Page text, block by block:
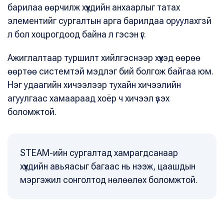
барилаа өөрчилж хүүхдийн анхаарлыг татах
элементийг сургалтын арга барилдаа оруулахгзй
л бол хоцрогдоод байна л гэсэн үг.
Ажиглалтаар туршилт хийлгэснээр хүүхэд өөрөө
өөртөө системтэй мэдлэг бий болгож байгаа юм.
Нэг удаагийн хичээлээр тухайн хичээлийн
агуулгаас хамаараад хоёр ч хичээл үзэх
боломжтой.
STEAM-ийн сургалтад хамрагдсанаар
хүүхдийн авьяасыг багаас нь нээж, цаашдын
мэргэжил сонголтод нөлөөлөх боломжтой.